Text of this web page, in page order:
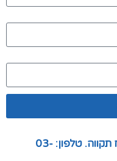
רחוב הרמן צבי שפירא 43, פתח תקווה. טלפון: 03-